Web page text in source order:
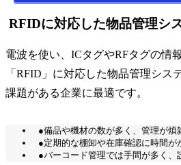
RFIDに対応した物品管理シ
電波を使い、ICタグやRFタグの情
「RFID」に対応した物品管理シス
課題がある企業に最適です。
●備品や機材の数が多く、管理が煩
●定期的な棚卸や在庫確認に時間が
●バーコード管理では手間が多く、